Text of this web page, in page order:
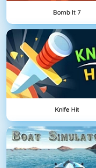
Bomb It 7
Knife Hit